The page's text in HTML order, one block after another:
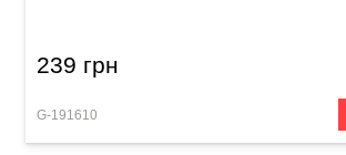
239 грн
G-191610